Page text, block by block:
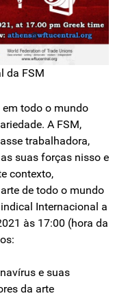
da FSM
todo o mundo
A FSM,
trabalhadora,
suas forças nisso e
contexto,
de todo o mundo
Internacional a
às 17:00 (hora da
e suas
da arte